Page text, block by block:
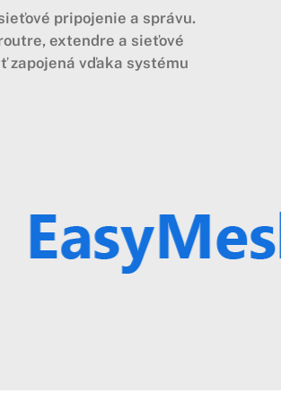
pripojenie a správu.
extendre a sieťové
zapojená vďaka systému